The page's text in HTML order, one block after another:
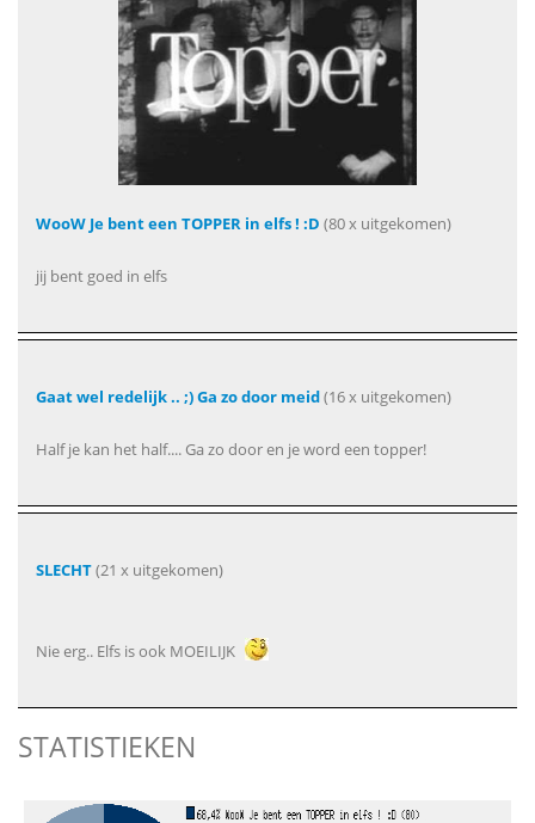
WooW Je bent een TOPPER in elfs ! :D (80 x uitgekomen)
jij bent goed in elfs
Gaat wel redelijk .. ;) Ga zo door meid(16 x uitgekomen)
Half je kan het half.... Ga zo door en je word een topper!
SLECHT(21 x uitgekomen)
Nie erg.. Elfs is ook MOEILIJK
STATISTIEKEN